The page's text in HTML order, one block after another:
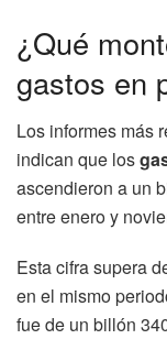
¿Qué
gastos en
Los informes más
indican que los
ascendieron a un
entre enero y
Esta cifra supera
en el mismo
fue de un billón